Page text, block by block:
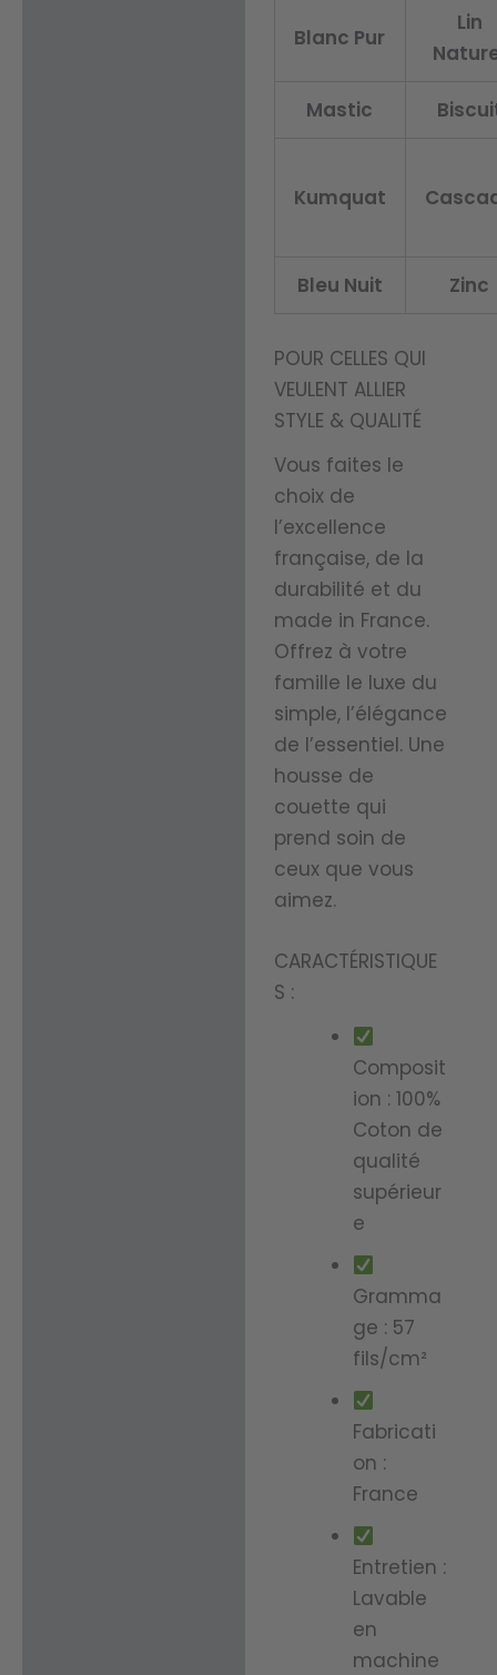
Blanc Pur
Lin
Mastic
Kumquat
Bleu Nuit Zinc
POUR CELLES QUI
VEULENT ALLIER
STYLE & QUALITÉ
Vous faites le
choix de
l’excellence
française, de la
durabilité et du
made in France.
Offrez à votre
famille le luxe du
simple, l’élégance
de l’essentiel. Une
housse de
couette qui
prend soin de
ceux que vous
aimez.
CARACTÉRISTIQUE
S :
Composit
ion : 100%
Coton de
qualité
supérieur
e
Gramma
ge : 57
fils/cm²
Fabricati
on :
France
Entretien :
Lavable
en
machine